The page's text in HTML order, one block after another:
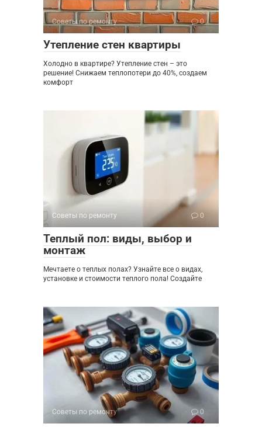
Советы по ремонту 0
Утепление стен квартиры
Холодно в квартире? Утепление стен – это
решение! Снижаем теплопотери до 40%, создаем
комфорт
Советы по ремонту 0
Теплый пол: виды, выбор и
монтаж
Мечтаете о теплых полах? Узнайте все о видах,
установке и стоимости теплого пола! Создайте
Советы по ремонту 0